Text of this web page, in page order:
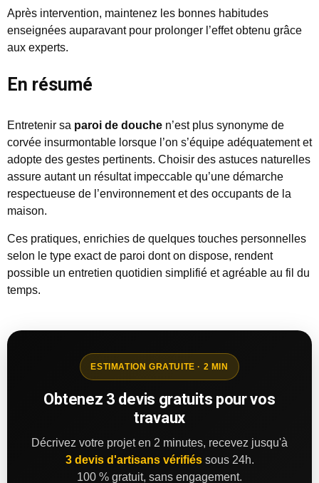
Après intervention, maintenez les bonnes habitudes
enseignées auparavant pour prolonger l’effet obtenu grâce
aux experts.
En résumé
Entretenir sa paroi de douche n’est plus synonyme de
corvée insurmontable lorsque l’on s’équipe adéquatement et
adopte des gestes pertinents. Choisir des astuces naturelles
assure autant un résultat impeccable qu’une démarche
respectueuse de l’environnement et des occupants de la
maison.
Ces pratiques, enrichies de quelques touches personnelles
selon le type exact de paroi dont on dispose, rendent
possible un entretien quotidien simplifié et agréable au fil du
temps.
ESTIMATION GRATUITE · 2 MIN
Obtenez 3 devis gratuits pour vos
travaux
Décrivez votre projet en 2 minutes, recevez jusqu'à
3 devis d'artisans vérifiéssous 24h.
100 % gratuit, sans engagement.